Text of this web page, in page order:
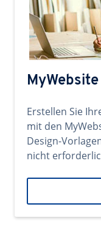
MyWebsite
Erstellen Sie
mit den
Design-
nicht